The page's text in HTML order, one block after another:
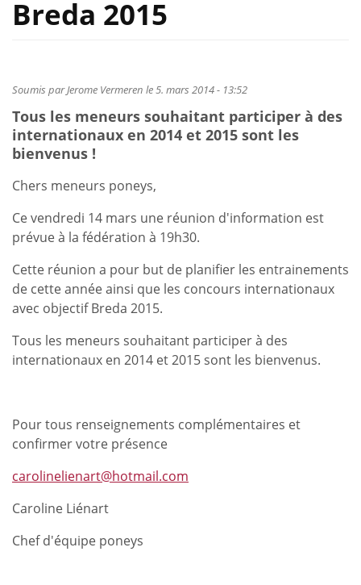
Breda 2015
Soumis parJerome Vermeren le 5. mars 2014 - 13:52
Tous les meneurs souhaitant participer à des
internationaux en 2014 et 2015 sont les
bienvenus !
Chers meneurs poneys,
Ce vendredi 14 mars une réunion d'information est
prévue à la fédération à 19h30.
Cette réunion a pour but de planifier les entrainements
de cette année ainsi que les concours internationaux
avec objectif Breda 2015.
Tous les meneurs souhaitant participer à des
internationaux en 2014 et 2015 sont les bienvenus.
Pour tous renseignements complémentaires et
confirmer votre présence
carolinelienart@hotmail.com
Caroline Liénart
Chef d'équipe poneys